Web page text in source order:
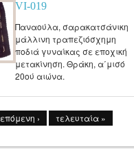
VI-019
Παναούλα, σαρακατσάνικη
μάλλινη τραπεζιόσχημη
ποδιά γυναίκας σε εποχική
μετακίνηση. Θράκη, α΄μισό
20ού αιώνα.
επόμενη › τελευταία »